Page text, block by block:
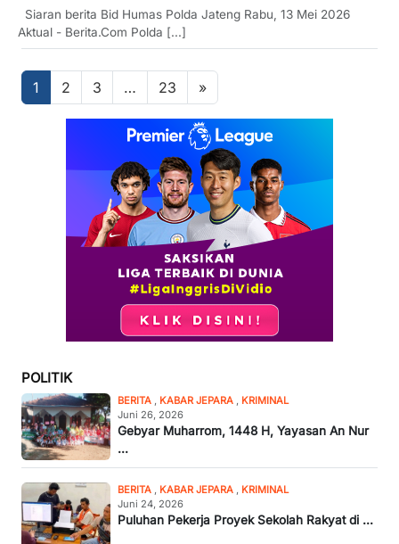
Siaran berita Bid Humas Polda Jateng Rabu, 13 Mei 2026 ​
Aktual - Berita.Com Polda [...]
Posts
navigation
1 2 3 … 23 »
POLITIK
BERITA , KABAR JEPARA , KRIMINAL
Juni 26, 2026
Gebyar Muharrom, 1448 H, Yayasan An Nur
...
BERITA , KABAR JEPARA , KRIMINAL
Juni 24, 2026
Puluhan Pekerja Proyek Sekolah Rakyat di ...